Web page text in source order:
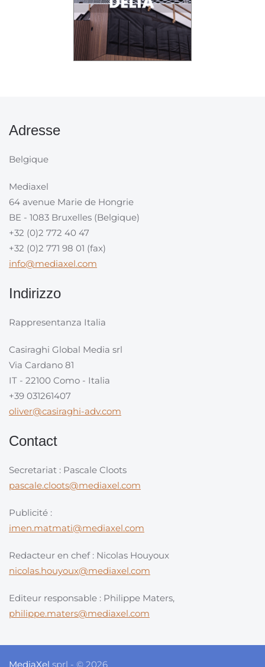
Adresse
Belgique
Mediaxel
64 avenue Marie de Hongrie
BE - 1083 Bruxelles (Belgique)
+32 (0)2 772 40 47
+32 (0)2 771 98 01 (fax)
info@mediaxel.com
Indirizzo
Rappresentanza Italia
Casiraghi Global Media srl
Via Cardano 81
IT - 22100 Como - Italia
+39 031261407
oliver@casiraghi-adv.com
Contact
Secretariat : Pascale Cloots
pascale.cloots@mediaxel.com
Publicité :
imen.matmati@mediaxel.com
Redacteur en chef : Nicolas Houyoux
nicolas.houyoux@mediaxel.com
Editeur responsable : Philippe Maters,
philippe.maters@mediaxel.com
MediaXel sprl - © 2026